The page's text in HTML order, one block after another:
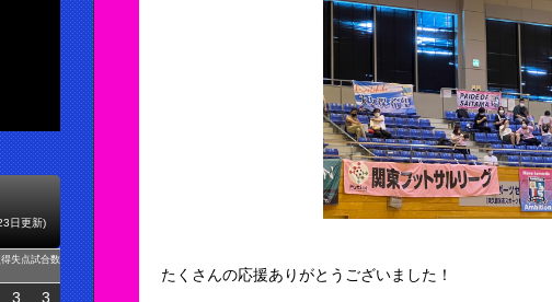
日更新)
得失点試合数
3 3
たくさんの応援ありがとうございました！